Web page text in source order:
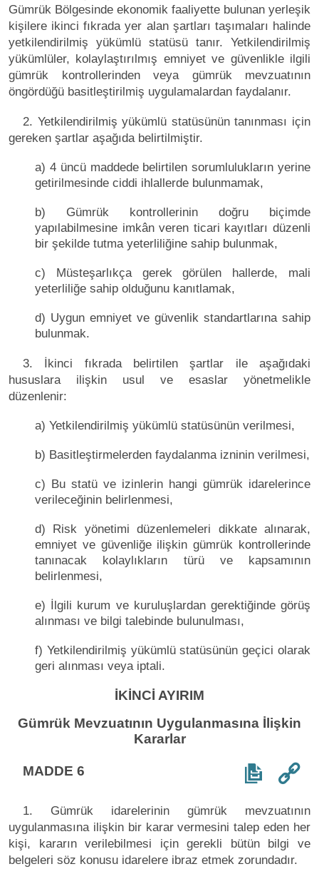
Gümrük Bölgesinde ekonomik faaliyette bulunan yerleşik
kişilere ikinci fıkrada yer alan şartları taşımaları halinde
yetkilendirilmiş yükümlü statüsü tanır. Yetkilendirilmiş
yükümlüler, kolaylaştırılmış emniyet ve güvenlikle ilgili
gümrük kontrollerinden veya gümrük mevzuatının
öngördüğü basitleştirilmiş uygulamalardan faydalanır.
2. Yetkilendirilmiş yükümlü statüsünün tanınması için
gereken şartlar aşağıda belirtilmiştir.
a) 4 üncü maddede belirtilen sorumlulukların yerine
getirilmesinde ciddi ihlallerde bulunmamak,
b) Gümrük kontrollerinin doğru biçimde
yapılabilmesine imkân veren ticari kayıtları düzenli
bir şekilde tutma yeterliliğine sahip bulunmak,
c) Müsteşarlıkça gerek görülen hallerde, mali
yeterliliğe sahip olduğunu kanıtlamak,
d) Uygun emniyet ve güvenlik standartlarına sahip
bulunmak.
3. İkinci fıkrada belirtilen şartlar ile aşağıdaki
hususlara ilişkin usul ve esaslar yönetmelikle
düzenlenir:
a) Yetkilendirilmiş yükümlü statüsünün verilmesi,
b) Basitleştirmelerden faydalanma izninin verilmesi,
c) Bu statü ve izinlerin hangi gümrük idarelerince
verileceğinin belirlenmesi,
d) Risk yönetimi düzenlemeleri dikkate alınarak,
emniyet ve güvenliğe ilişkin gümrük kontrollerinde
tanınacak kolaylıkların türü ve kapsamının
belirlenmesi,
e) İlgili kurum ve kuruluşlardan gerektiğinde görüş
alınması ve bilgi talebinde bulunulması,
f) Yetkilendirilmiş yükümlü statüsünün geçici olarak
geri alınması veya iptali.
İKİNCİ AYIRIM
Gümrük Mevzuatının Uygulanmasına İlişkin
Kararlar
MADDE 6
1. Gümrük idarelerinin gümrük mevzuatının
uygulanmasına ilişkin bir karar vermesini talep eden her
kişi, kararın verilebilmesi için gerekli bütün bilgi ve
belgeleri söz konusu idarelere ibraz etmek zorundadır.